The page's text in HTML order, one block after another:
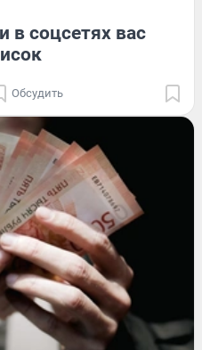
в соцсетях вас
Обсудить